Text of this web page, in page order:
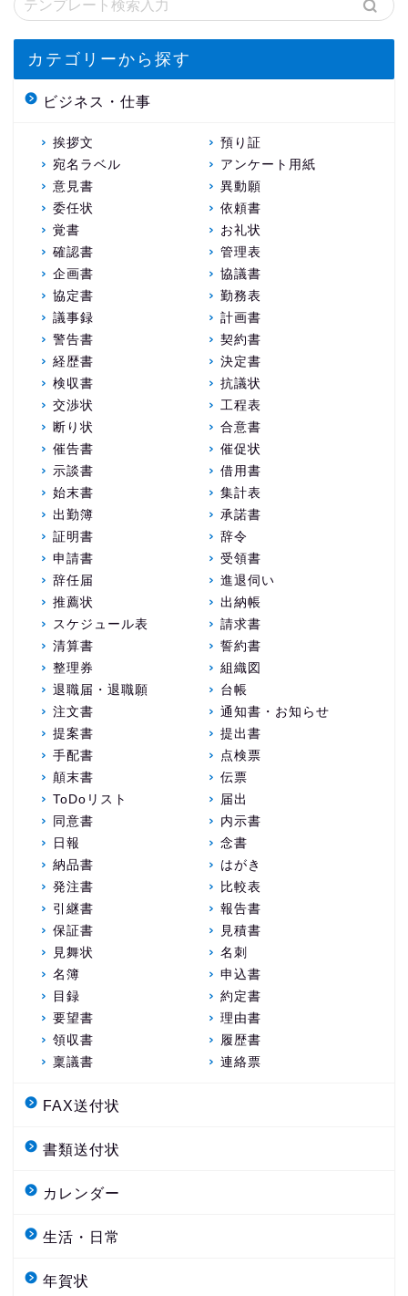
カテゴリーから探す
ビジネス・仕事
挨拶文
預り証
宛名ラベル
アンケート用紙
意見書
異動願
委任状
依頼書
覚書
お礼状
確認書
管理表
企画書
協議書
協定書
勤務表
議事録
計画書
警告書
契約書
経歴書
決定書
検収書
抗議状
交渉状
工程表
断り状
合意書
催告書
催促状
示談書
借用書
始末書
集計表
出勤簿
承諾書
証明書
辞令
申請書
受領書
辞任届
進退伺い
推薦状
出納帳
スケジュール表
請求書
清算書
誓約書
整理券
組織図
退職届・退職願
台帳
注文書
通知書・お知らせ
提案書
提出書
手配書
点検票
顛末書
伝票
ToDoリスト
届出
同意書
内示書
日報
念書
納品書
はがき
発注書
比較表
引継書
報告書
保証書
見積書
見舞状
名刺
名簿
申込書
目録
約定書
要望書
理由書
領収書
履歴書
稟議書
連絡票
FAX送付状
書類送付状
カレンダー
生活・日常
年賀状